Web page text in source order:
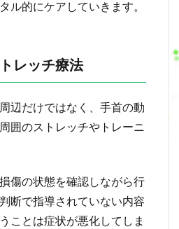
ル的にケアしていきます。
レッチ療法
辺だけではなく、手首の動
囲のストレッチやトレーニ
傷の状態を確認しながら行
断で指導されていない内容
ことは症状が悪化してしま